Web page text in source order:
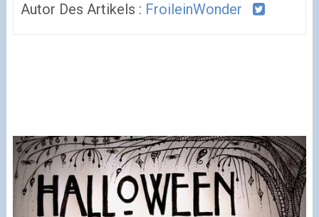
Autor Des Artikels : FroileinWonder